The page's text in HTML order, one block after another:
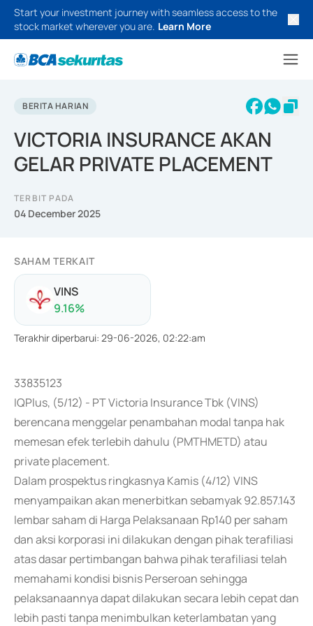
Start your investment journey with seamless access to the
stock market wherever you are. Learn More
BERITA HARIAN
VICTORIA INSURANCE AKAN
GELAR PRIVATE PLACEMENT
TERBIT PADA
04 December 2025
SAHAM TERKAIT
VINS
9.16%
Terakhir diperbarui: 29-06-2026, 02:22:am
33835123
IQPlus, (5/12) - PT Victoria Insurance Tbk (VINS)
berencana menggelar penambahan modal tanpa hak
memesan efek terlebih dahulu (PMTHMETD) atau
private placement.
Dalam prospektus ringkasnya Kamis (4/12) VINS
menyampaikan akan menerbitkan sebamyak 92.857.143
lembar saham di Harga Pelaksanaan Rp140 per saham
dan aksi korporasi ini dilakukan dengan pihak terafiliasi
atas dasar pertimbangan bahwa pihak terafiliasi telah
memahami kondisi bisnis Perseroan sehingga
pelaksanaannya dapat dilakukan secara lebih cepat dan
lebih pasti tanpa menimbulkan keterlambatan yang